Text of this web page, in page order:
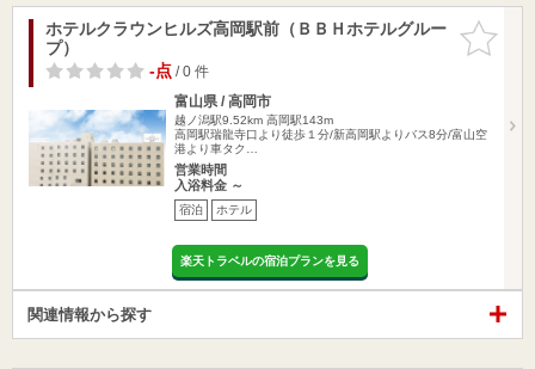
お気に入
りに追加
ホテルクラウンヒルズ高岡駅前（ＢＢＨホテルグルー
プ）
-点/ 0 件
富山県 / 高岡市
越ノ潟駅9.52km 高岡駅143m
高岡駅瑞龍寺口より徒歩１分/新高岡駅よりバス8分/富山空
港より車タク…
営業時間
入浴料金 ～
宿泊 ホテル
楽天トラベルの宿泊プランを見る
関連情報から探す